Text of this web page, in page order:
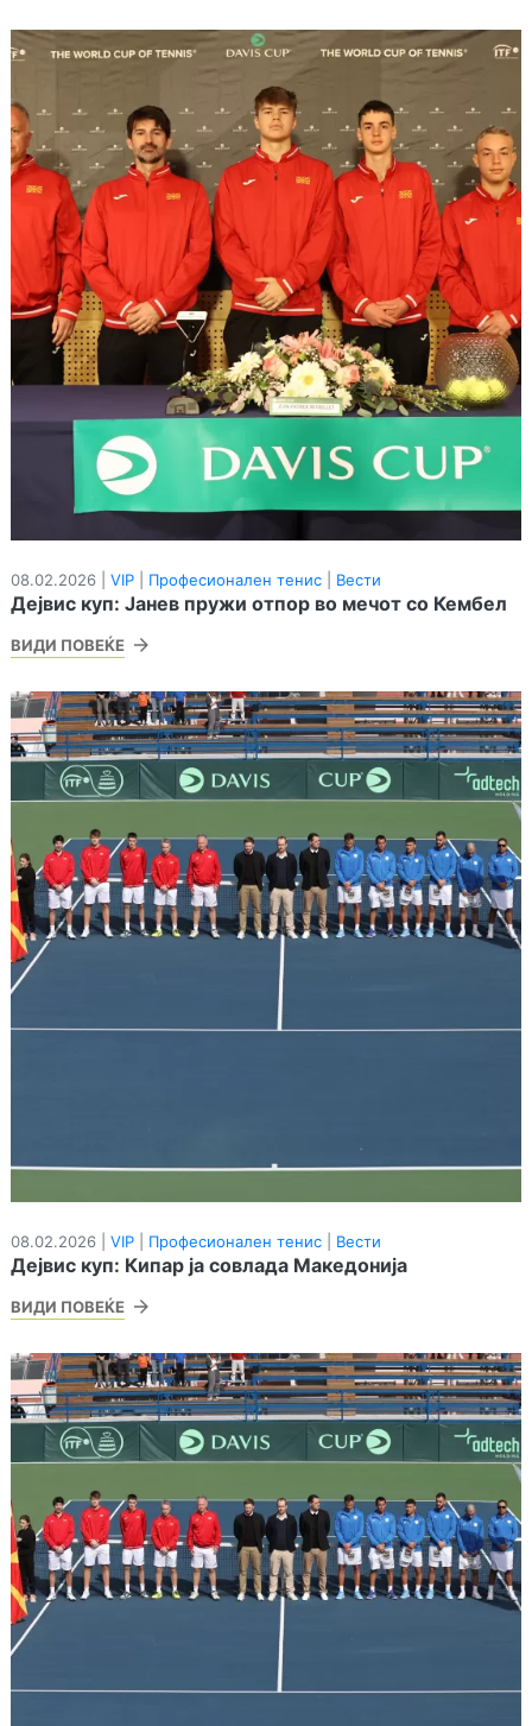
08.02.2026 | VIP Професионален тенис Вести
Дејвис куп: Јанев пружи отпор во мечот со Кембел
ВИДИ ПОВЕЌЕ
08.02.2026 | VIP Професионален тенис Вести
Дејвис куп: Кипар ја совлада Македонија
ВИДИ ПОВЕЌЕ